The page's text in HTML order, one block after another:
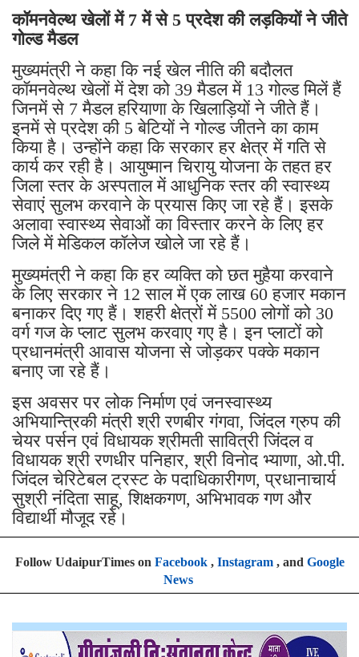
कॉमनवेल्थ खेलों में 7 में से 5 प्रदेश की लड़कियों ने जीते
गोल्ड मैडल
मुख्यमंत्री ने कहा कि नई खेल नीति की बदौलत
कॉमनवेल्थ खेलों में देश को 39 मैडल में 13 गोल्ड मिलें हैं
जिनमें से 7 मैडल हरियाणा के खिलाड़ियों ने जीते हैं।
इनमें से प्रदेश की 5 बेटियों ने गोल्ड जीतने का काम
किया है। उन्होंने कहा कि सरकार हर क्षेत्र में गति से
कार्य कर रही है। आयुष्मान चिरायु योजना के तहत हर
जिला स्तर के अस्पताल में आधुनिक स्तर की स्वास्थ्य
सेवाएं सुलभ करवाने के प्रयास किए जा रहे हैं। इसके
अलावा स्वास्थ्य सेवाओं का विस्तार करने के लिए हर
जिले में मेडिकल कॉलेज खोले जा रहे हैं।
मुख्यमंत्री ने कहा कि हर व्यक्ति को छत मुहैया करवाने
के लिए सरकार ने 12 साल में एक लाख 60 हजार मकान
बनाकर दिए गए हैं। शहरी क्षेत्रों में 5500 लोगों को 30
वर्ग गज के प्लाट सुलभ करवाए गए है। इन प्लाटों को
प्रधानमंत्री आवास योजना से जोड़कर पक्के मकान
बनाए जा रहे हैं।
इस अवसर पर लोक निर्माण एवं जनस्वास्थ्य
अभियान्त्रिकी मंत्री श्री रणबीर गंगवा, जिंदल ग्रुप की
चेयर पर्सन एवं विधायक श्रीमती सावित्री जिंदल व
विधायक श्री रणधीर पनिहार, श्री विनोद भ्याणा, ओ.पी.
जिंदल चेरिटेबल ट्रस्ट के पदाधिकारीगण, प्रधानाचार्य
सुश्री नंदिता साहू, शिक्षकगण, अभिभावक गण और
विद्यार्थी मौजूद रहे।
Follow UdaipurTimes on Facebook, Instagram, and Google
News